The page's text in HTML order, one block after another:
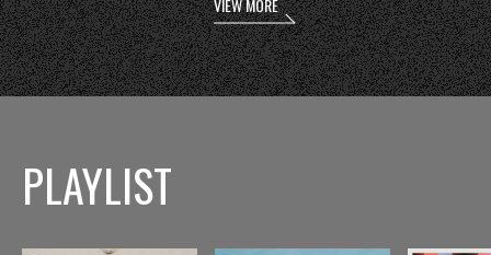
VIEW MORE
PLAYLIST